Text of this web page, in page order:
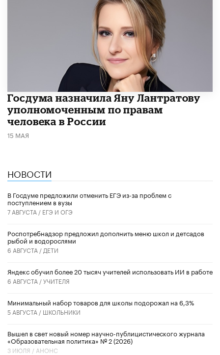
Госдума назначила Яну Лантратову
уполномоченным по правам
человека в России
15 МАЯ
НОВОСТИ
В Госдуме предложили отменить ЕГЭ из-за проблем с
поступлением в вузы
7 АВГУСТА / ЕГЭ И ОГЭ
Роспотребнадзор предложил дополнить меню школ и детсадов
рыбой и водорослями
6 АВГУСТА / ДЕТИ
​Яндекс обучил более 20 тысяч учителей использовать ИИ в работе
6 АВГУСТА /УЧИТЕЛЯ
Минимальный набор товаров для школы подорожал на 6,3%
5 АВГУСТА / ШКОЛЬНИКИ
Вышел в свет новый номер научно-публицистического журнала
«Образовательная политика» № 2 (2026)
3 ИЮЛЯ / АНОНС